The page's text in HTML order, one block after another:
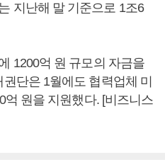
지난해 말 기준으로 1조6
1200억 원 규모의 자금을
단은 1월에도 협력업체 미
억 원을 지원했다. [비즈니스